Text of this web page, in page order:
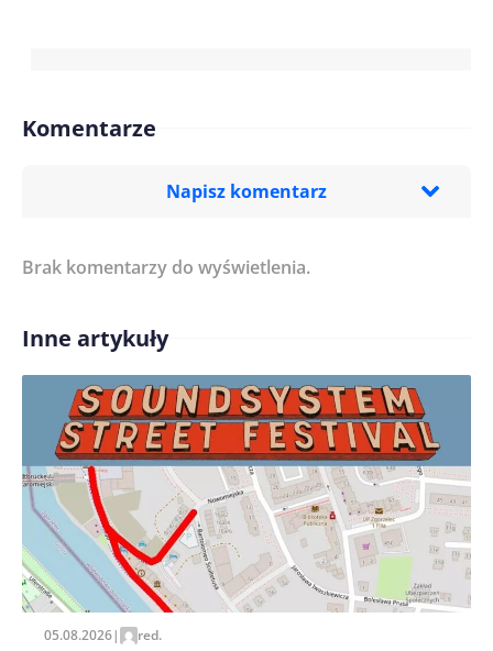
Komentarze
Napisz komentarz
Treść komentarza*
Imię/ Nick*
Zapamiętaj moje dane w tej przeglądarce podczas
pisania kolejnych komentarzy.
Brak komentarzy do wyświetlenia.
Inne artykuły
05.08.2026| red.